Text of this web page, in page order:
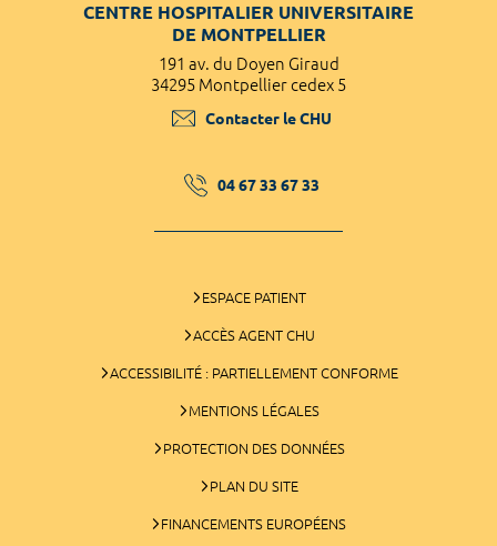
CENTRE HOSPITALIER UNIVERSITAIRE
DE MONTPELLIER
191 av. du Doyen Giraud
34295 Montpellier cedex 5
Contacter le CHU
04 67 33 67 33
ESPACE PATIENT
ACCÈS AGENT CHU
ACCESSIBILITÉ : PARTIELLEMENT CONFORME
MENTIONS LÉGALES
PROTECTION DES DONNÉES
PLAN DU SITE
FINANCEMENTS EUROPÉENS